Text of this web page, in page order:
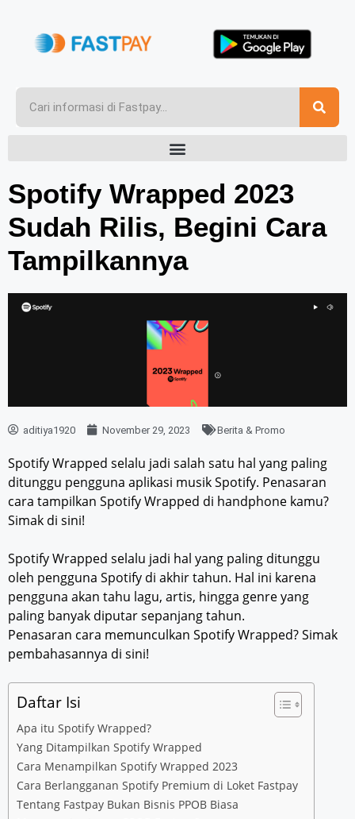
Spotify Wrapped 2023
Sudah Rilis, Begini Cara
Tampilkannya
aditiya1920 November 29, 2023 Berita & Promo
Spotify Wrapped selalu jadi salah satu hal yang paling
ditunggu pengguna aplikasi musik Spotify. Penasaran
cara tampilkan Spotify Wrapped di handphone kamu?
Simak di sini!
Spotify Wrapped selalu jadi hal yang paling ditunggu
oleh pengguna Spotify di akhir tahun. Hal ini karena
pengguna akan tahu lagu, artis, hingga genre yang
paling banyak diputar sepanjang tahun.
Penasaran cara memunculkan Spotify Wrapped? Simak
pembahasannya di sini!
Daftar Isi
Apa itu Spotify Wrapped?
Yang Ditampilkan Spotify Wrapped
Cara Menampilkan Spotify Wrapped 2023
Cara Berlangganan Spotify Premium di Loket Fastpay
Tentang Fastpay Bukan Bisnis PPOB Biasa